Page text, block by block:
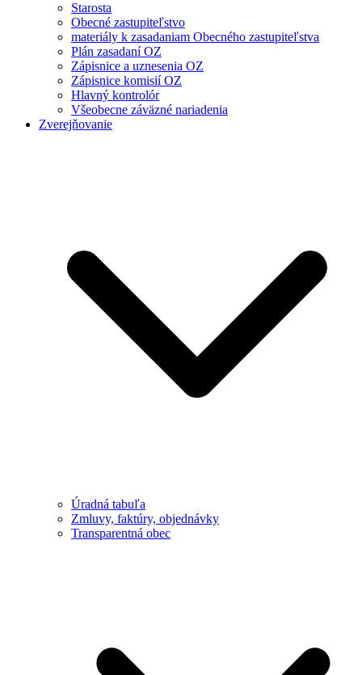
Starosta
Obecné zastupiteľstvo
materiály k zasadaniam Obecného zastupiteľstva
Plán zasadaní OZ
Zápisnice a uznesenia OZ
Zápisnice komisií OZ
Hlavný kontrolór
Všeobecne záväzné nariadenia
Zverejňovanie
Úradná tabuľa
Zmluvy, faktúry, objednávky
Transparentná obec